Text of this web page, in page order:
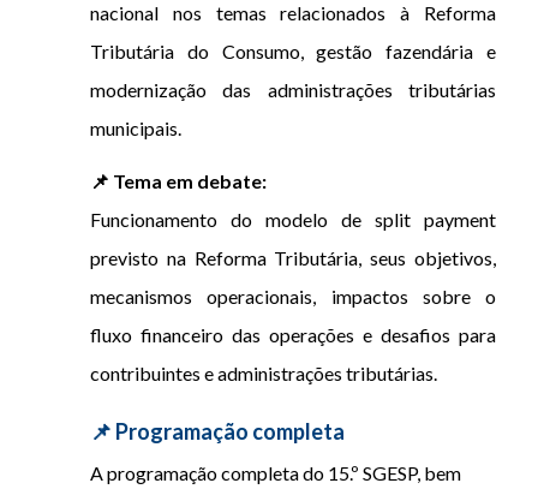
nacional nos temas relacionados à Reforma
Tributária do Consumo, gestão fazendária e
modernização das administrações tributárias
municipais.
📌 Tema em debate:
Funcionamento do modelo de split payment
previsto na Reforma Tributária, seus objetivos,
mecanismos operacionais, impactos sobre o
fluxo financeiro das operações e desafios para
contribuintes e administrações tributárias.
📌 Programação completa
A programação completa do 15.º SGESP, bem